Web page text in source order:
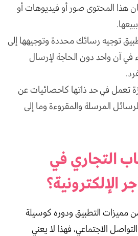
هذا المحتوى صور أو فيديوهات أو
توجيه رسائك محددة وتوجيهها إلى
في آن واحد دون الحاجة لإرسال
تعمل في حد ذاتها كاحصائيات عن
المرسلة والمقروءة وما إلى
التجاري في
الإلكترونية؟
مميزات التطبيق ودوره كوسيلة
الاجتماعي، فهذا لا يعني